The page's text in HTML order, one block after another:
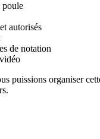
poule
autorisés
de notation
puissions organiser